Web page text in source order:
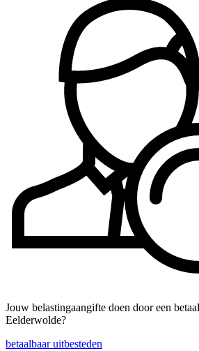
Jouw belastingaangifte doen door een
Eelderwolde?
betaalbaar uitbesteden